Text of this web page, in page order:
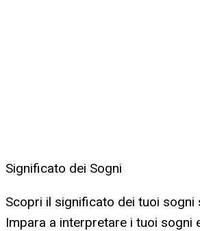
Significato dei Sogni
Scopri il significato dei tuoi sogni
Impara a interpretare i tuoi sogni